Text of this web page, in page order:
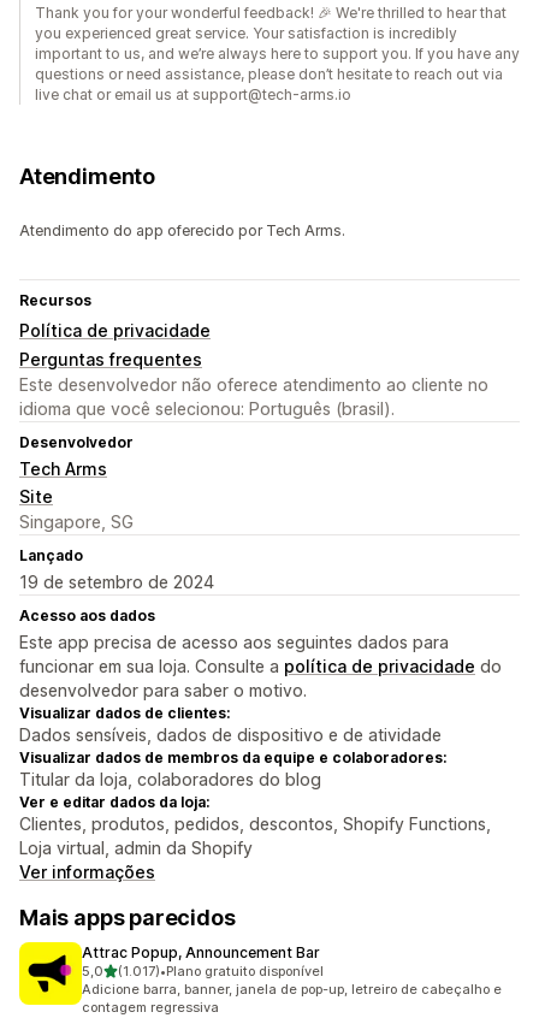
Thank you for your wonderful feedback! 🎉 We're thrilled to hear that
you experienced great service. Your satisfaction is incredibly
important to us, and we’re always here to support you. If you have any
questions or need assistance, please don’t hesitate to reach out via
live chat or email us at support@tech-arms.io
Atendimento
Atendimento do app oferecido por Tech Arms.
Recursos
Política de privacidade
Perguntas frequentes
Este desenvolvedor não oferece atendimento ao cliente no
idioma que você selecionou: Português (brasil).
Desenvolvedor
Tech Arms
Site
Singapore, SG
Lançado
19 de setembro de 2024
Acesso aos dados
Este app precisa de acesso aos seguintes dados para
funcionar em sua loja. Consulte a política de privacidade do
desenvolvedor para saber o motivo.
Visualizar dados de clientes:
Dados sensíveis, dados de dispositivo e de atividade
Visualizar dados de membros da equipe e colaboradores:
Titular da loja, colaboradores do blog
Ver e editar dados da loja:
Clientes, produtos, pedidos, descontos, Shopify Functions,
Loja virtual, admin da Shopify
Ver informações
Mais apps parecidos
Attrac Popup, Announcement Bar
5,0de 5 estrelas
(1.017)
1017 avaliações ao todo
•Plano gratuito disponível
Adicione barra, banner, janela de pop-up, letreiro de cabeçalho e
contagem regressiva